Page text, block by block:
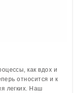
как вдох и
относится и к
легких. Наш